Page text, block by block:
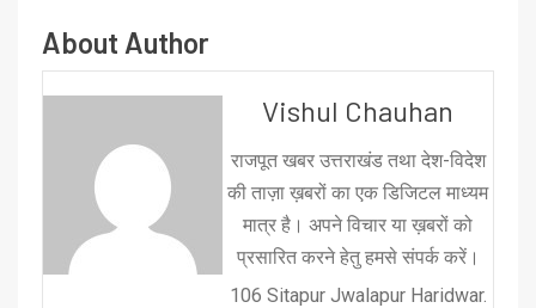
About Author
Vishul Chauhan
राजपूत खबर उत्तराखंड तथा देश-विदेश
की ताज़ा ख़बरों का एक डिजिटल माध्यम
मात्र है। अपने विचार या ख़बरों को
प्रसारित करने हेतु हमसे संपर्क करें।
106 Sitapur Jwalapur Haridwar.